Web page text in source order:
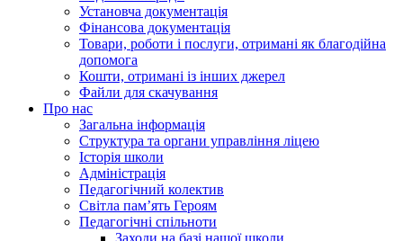
Установча документація
Фінансова документація
Товари, роботи і послуги, отримані як благодійна
допомога
Кошти, отримані із інших джерел
Файли для скачування
Про нас
Загальна інформація
Структура та органи управління ліцею
Історія школи
Адміністрація
Педагогічний колектив
Світла пам’ять Героям
Педагогічні спільноти
Заходи на базі нашої школи